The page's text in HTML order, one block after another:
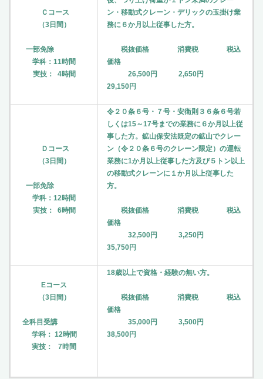
Ｃコース
（3日間）
一部免除
学科：11時間
実技： 4時間
ン・移動式クレーン・デリックの玉掛け業
務に６か月以上従事した方。
税抜価格 消費税 税込
価格
26,500円 2,650円
29,150円
Ｄコース
（3日間）
一部免除
学科：12時間
実技： 6時間
令２０条６号・７号・安衛則３６条６号若
しくは15～17号までの業務に６か月以上従
事した方。鉱山保安法既定の鉱山でクレー
ン（令２０条６号のクレーン限定）の運転
業務に1か月以上従事した方及び５トン以上
の移動式クレーンに１か月以上従事した
方。
税抜価格 消費税 税込
価格
32,500円 3,250円
35,750円
Eコース
（3日間）
全科目受講
学科： 12時間
実技： 7時間
18歳以上で資格・経験の無い方。
税抜価格 消費税 税込
価格
35,000円 3,500円
38,500円